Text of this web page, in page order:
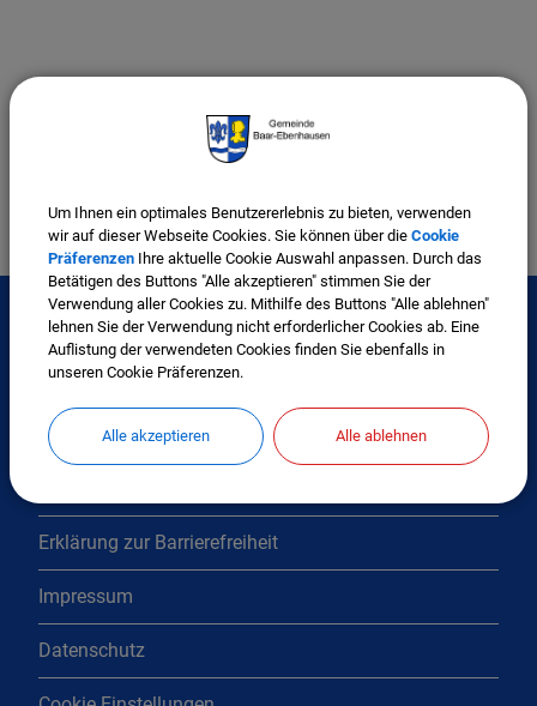
Technisches Bauamt
Interessante Links
Kontakt
Erklärung zur Barrierefreiheit
Impressum
Datenschutz
Um Ihnen ein optimales Benutzererlebnis zu bieten, verwenden
wir auf dieser Webseite Cookies. Sie können über die Cookie
Präferenzen Ihre aktuelle Cookie Auswahl anpassen. Durch das
Betätigen des Buttons "Alle akzeptieren" stimmen Sie der
Verwendung aller Cookies zu. Mithilfe des Buttons "Alle ablehnen"
lehnen Sie der Verwendung nicht erforderlicher Cookies ab. Eine
Auflistung der verwendeten Cookies finden Sie ebenfalls in
unseren Cookie Präferenzen.
Alle akzeptieren Alle ablehnen